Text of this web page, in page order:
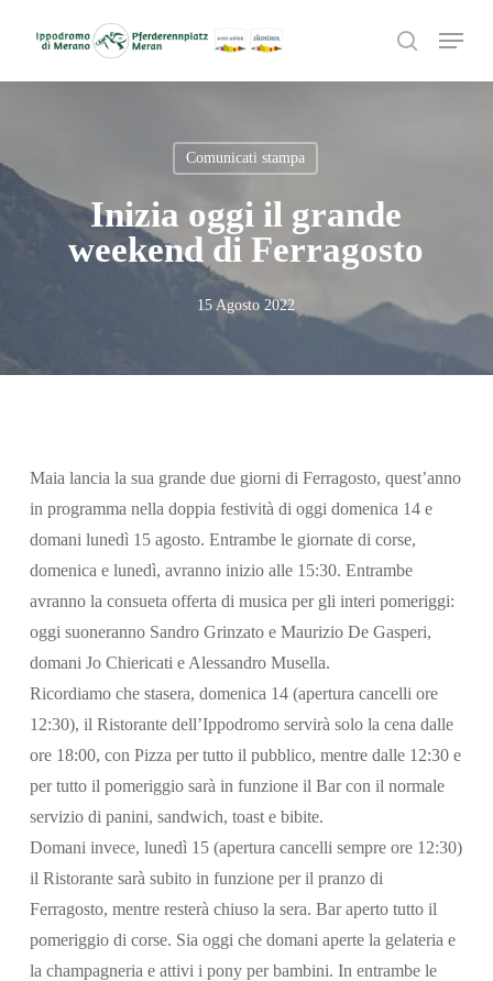
search
Menu
Cerca
Comunicati stampa
Inizia oggi il grande
weekend di Ferragosto
15 Agosto 2022
Maia lancia la sua grande due giorni di Ferragosto, quest’anno
in programma nella doppia festività di oggi domenica 14 e
domani lunedì 15 agosto. Entrambe le giornate di corse,
domenica e lunedì, avranno inizio alle 15:30. Entrambe
avranno la consueta offerta di musica per gli interi pomeriggi:
oggi suoneranno Sandro Grinzato e Maurizio De Gasperi,
domani Jo Chiericati e Alessandro Musella.
Ricordiamo che stasera, domenica 14 (apertura cancelli ore
12:30), il Ristorante dell’Ippodromo servirà solo la cena dalle
ore 18:00, con Pizza per tutto il pubblico, mentre dalle 12:30 e
per tutto il pomeriggio sarà in funzione il Bar con il normale
servizio di panini, sandwich, toast e bibite.
Domani invece, lunedì 15 (apertura cancelli sempre ore 12:30)
il Ristorante sarà subito in funzione per il pranzo di
Ferragosto, mentre resterà chiuso la sera. Bar aperto tutto il
pomeriggio di corse. Sia oggi che domani aperte la gelateria e
la champagneria e attivi i pony per bambini. In entrambe le